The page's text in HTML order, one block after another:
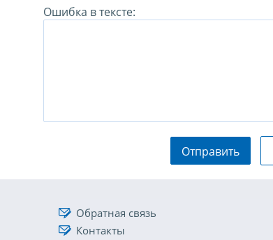
Ошибка в тексте:
Отправить
Обратная связь
Контакты